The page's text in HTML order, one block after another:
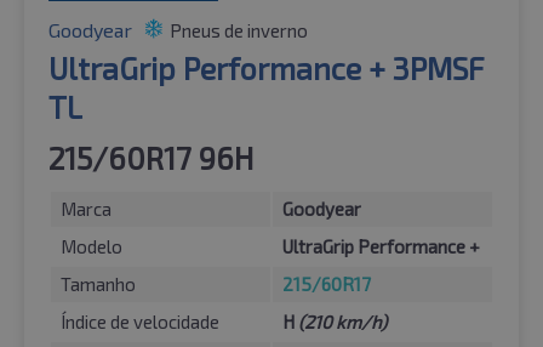
Goodyear Pneus de inverno
UltraGrip Performance + 3PMSF
TL
215/60R17 96H
Marca
Goodyear
Modelo
UltraGrip Performance +
Tamanho
215/60R17
Índice de velocidade
H (210 km/h)